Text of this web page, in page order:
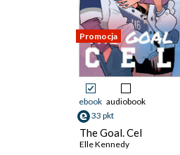
Promocja
ebook audiobook
33 pkt
The Goal. Cel
Elle Kennedy